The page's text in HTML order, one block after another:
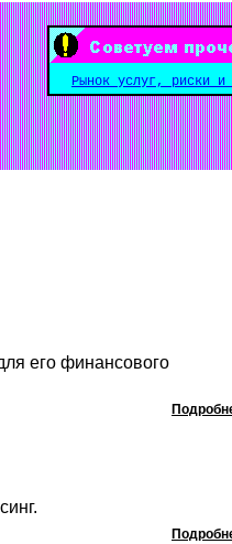
Рынок услуг, риски и
его финансового